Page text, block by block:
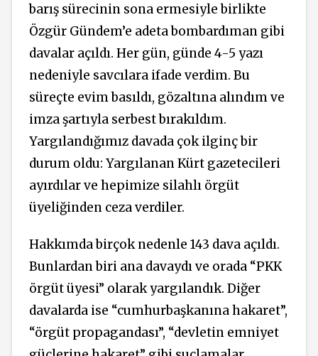
barış sürecinin sona ermesiyle birlikte
Özgür Gündem’e adeta bombardıman gibi
davalar açıldı. Her gün, günde 4-5 yazı
nedeniyle savcılara ifade verdim. Bu
süreçte evim basıldı, gözaltına alındım ve
imza şartıyla serbest bırakıldım.
Yargılandığımız davada çok ilginç bir
durum oldu: Yargılanan Kürt gazetecileri
ayırdılar ve hepimize silahlı örgüt
üyeliğinden ceza verdiler.
Hakkımda birçok nedenle 143 dava açıldı.
Bunlardan biri ana davaydı ve orada “PKK
örgüt üyesi” olarak yargılandık. Diğer
davalarda ise “cumhurbaşkanına hakaret”,
“örgüt propagandası”, “devletin emniyet